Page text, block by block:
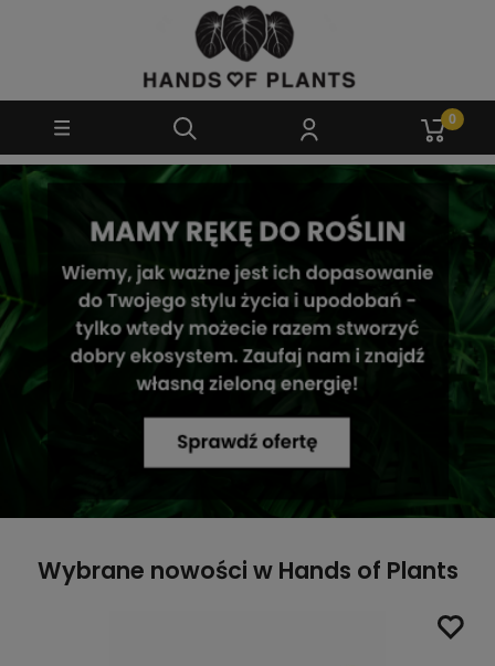
Wybrane nowości w Hands of Plants